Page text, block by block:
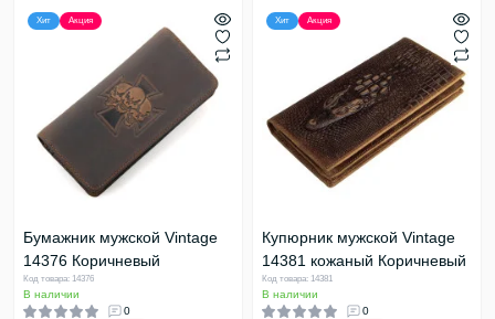
Хит Акция
Бумажник мужской Vintage
14376 Коричневый
Код товара: 14376
В наличии
0
Хит Акция
Купюрник мужской Vintage
14381 кожаный Коричневый
Код товара: 14381
В наличии
0